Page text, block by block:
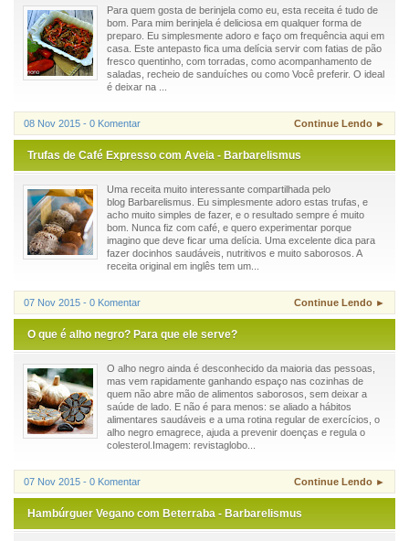
Para quem gosta de berinjela como eu, esta receita é tudo de
bom. Para mim berinjela é deliciosa em qualquer forma de
preparo. Eu simplesmente adoro e faço om frequência aqui em
casa. Este antepasto fica uma delícia servir com fatias de pão
fresco quentinho, com torradas, como acompanhamento de
saladas, recheio de sanduíches ou como Você preferir. O ideal
é deixar na ...
08 Nov 2015 - 0 Komentar Continue Lendo ►
Trufas de Café Expresso com Aveia - Barbarelismus
Uma receita muito interessante compartilhada pelo
blog Barbarelismus. Eu simplesmente adoro estas trufas, e
acho muito simples de fazer, e o resultado sempre é muito
bom. Nunca fiz com café, e quero experimentar porque
imagino que deve ficar uma delícia. Uma excelente dica para
fazer docinhos saudáveis, nutritivos e muito saborosos. A
receita original em inglês tem um...
07 Nov 2015 - 0 Komentar Continue Lendo ►
O que é alho negro? Para que ele serve?
O alho negro ainda é desconhecido da maioria das pessoas,
mas vem rapidamente ganhando espaço nas cozinhas de
quem não abre mão de alimentos saborosos, sem deixar a
saúde de lado. E não é para menos: se aliado a hábitos
alimentares saudáveis e a uma rotina regular de exercícios, o
alho negro emagrece, ajuda a prevenir doenças e regula o
colesterol.Imagem: revistaglobo...
07 Nov 2015 - 0 Komentar Continue Lendo ►
Hambúrguer Vegano com Beterraba - Barbarelismus